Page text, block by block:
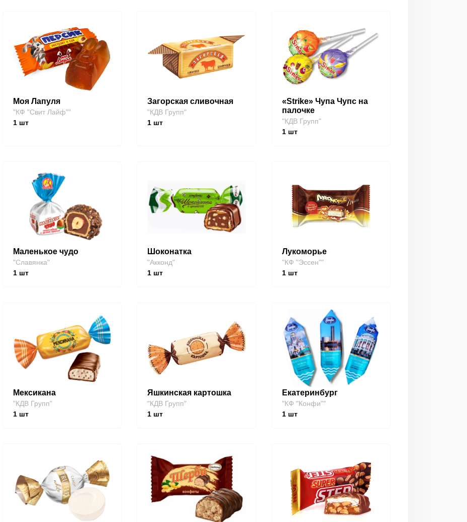
Моя Лапуля
"КФ "Свит Лайф""
1шт
Загорская сливочная
"КДВ Групп"
1 шт
«Strike» Чупа Чупс на
палочке
"КДВ Групп"
1шт
Маленькое чудо
"Славянка"
1шт
Шоконатка
"Акконд"
1 шт
Лукоморье
"КФ "Эссен""
1шт
Мексикана
"КДВ Групп"
1шт
Яшкинская картошка
"КДВ Групп"
1 шт
Екатеринбург
"КФ "Конфи""
1шт